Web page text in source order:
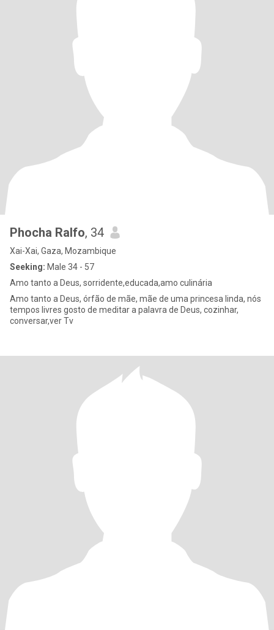
Phocha Ralfo, 34
Xai-Xai, Gaza, Mozambique
Seeking: Male 34 - 57
Amo tanto a Deus, sorridente,educada,amo culinária
Amo tanto a Deus, órfão de mãe, mãe de uma princesa linda, nós
tempos livres gosto de meditar a palavra de Deus, cozinhar,
conversar,ver Tv